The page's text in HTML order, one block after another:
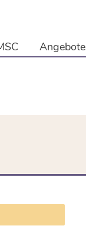
Angebote